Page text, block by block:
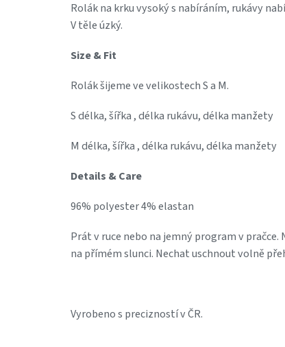
Rolák na krku vysoký s nabíráním, rukávy
V těle úzký.
Size & Fit
Rolák šijeme ve velikostech S a M.
S délka, šířka , délka rukávu, délka manžety
M délka, šířka , délka rukávu, délka manžety
Details & Care
96% polyester 4% elastan
Prát v ruce nebo na jemný program v pračce.
na přímém slunci. Nechat uschnout volně
Vyrobeno s precizností v ČR.